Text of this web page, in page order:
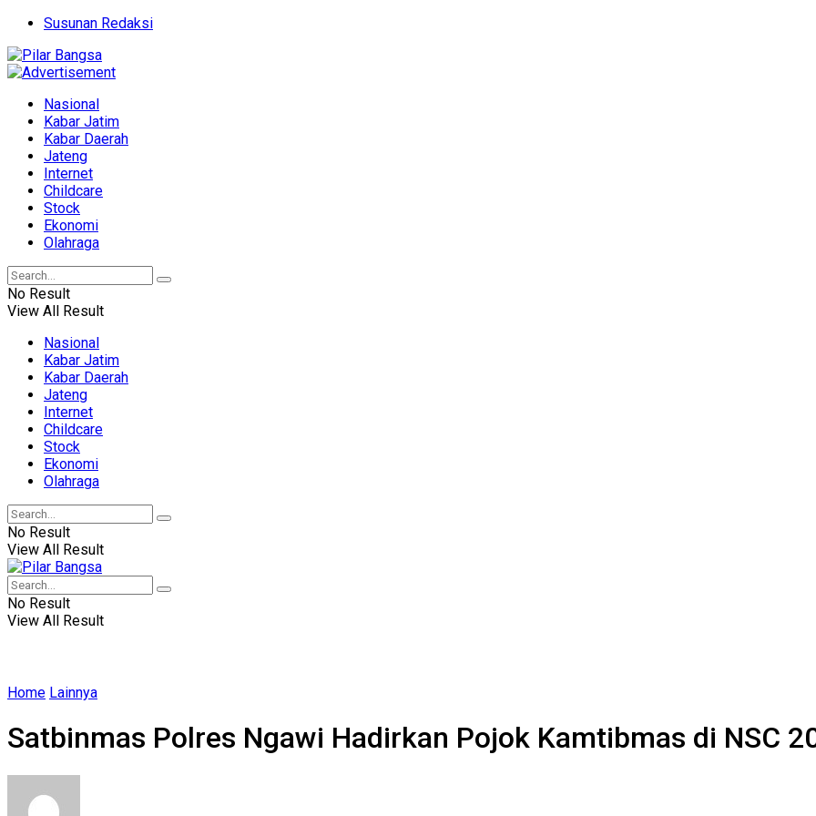
Susunan Redaksi
Nasional
Kabar Jatim
Kabar Daerah
Jateng
Internet
Childcare
Stock
Ekonomi
Olahraga
No Result
View All Result
Nasional
Kabar Jatim
Kabar Daerah
Jateng
Internet
Childcare
Stock
Ekonomi
Olahraga
No Result
View All Result
No Result
View All Result
Home Lainnya
Satbinmas Polres Ngawi Hadirkan Pojok Kamtibmas di NSC